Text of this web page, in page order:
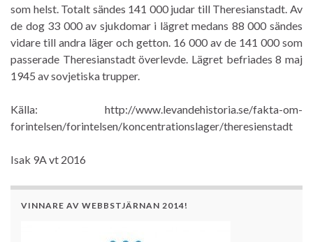
som helst. Totalt sändes 141 000 judar till Theresianstadt. Av
de dog 33 000 av sjukdomar i lägret medans 88 000 sändes
vidare till andra läger och getton. 16 000 av de 141 000 som
passerade Theresianstadt överlevde. Lägret befriades 8 maj
1945 av sovjetiska trupper.
Källa: http://www.levandehistoria.se/fakta-om-
forintelsen/forintelsen/koncentrationslager/theresienstadt
Isak 9A vt 2016
VINNARE AV WEBBSTJÄRNAN 2014!